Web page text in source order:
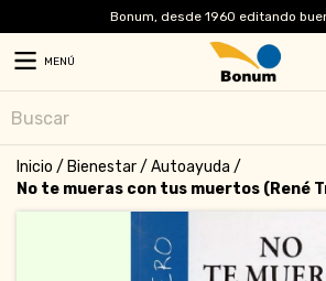
Bonum, desde 1960 editando
MENÚ
Inicio / Bienestar/ Autoayuda /
No te mueras con tus muertos (René